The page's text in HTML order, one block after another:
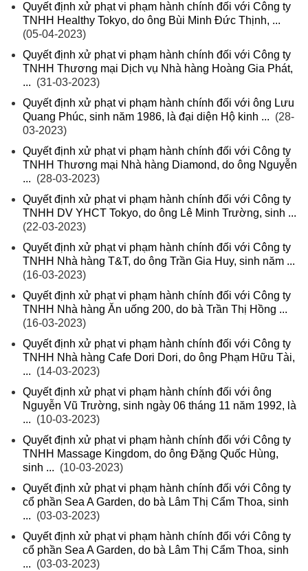
Quyết định xử phạt vi phạm hành chính đối với Công ty
TNHH Healthy Tokyo, do ông Bùi Minh Đức Thịnh, ...
(05-04-2023)
Quyết định xử phạt vi phạm hành chính đối với Công ty
TNHH Thương mại Dịch vụ Nhà hàng Hoàng Gia Phát,
... (31-03-2023)
Quyết định xử phạt vi phạm hành chính đối với ông Lưu
Quang Phúc, sinh năm 1986, là đại diện Hộ kinh ... (28-
03-2023)
Quyết định xử phạt vi phạm hành chính đối với Công ty
TNHH Thương mại Nhà hàng Diamond, do ông Nguyễn
... (28-03-2023)
Quyết định xử phạt vi phạm hành chính đối với Công ty
TNHH DV YHCT Tokyo, do ông Lê Minh Trường, sinh ...
(22-03-2023)
Quyết định xử phạt vi phạm hành chính đối với Công ty
TNHH Nhà hàng T&T, do ông Trần Gia Huy, sinh năm ...
(16-03-2023)
Quyết định xử phạt vi phạm hành chính đối với Công ty
TNHH Nhà hàng Ăn uống 200, do bà Trần Thị Hồng ...
(16-03-2023)
Quyết định xử phạt vi phạm hành chính đối với Công ty
TNHH Nhà hàng Cafe Dori Dori, do ông Phạm Hữu Tài,
... (14-03-2023)
Quyết định xử phạt vi phạm hành chính đối với ông
Nguyễn Vũ Trường, sinh ngày 06 tháng 11 năm 1992, là
... (10-03-2023)
Quyết định xử phạt vi phạm hành chính đối với Công ty
TNHH Massage Kingdom, do ông Đặng Quốc Hùng,
sinh ... (10-03-2023)
Quyết định xử phạt vi phạm hành chính đối với Công ty
cổ phần Sea A Garden, do bà Lâm Thị Cẩm Thoa, sinh
... (03-03-2023)
Quyết định xử phạt vi phạm hành chính đối với Công ty
cổ phần Sea A Garden, do bà Lâm Thị Cẩm Thoa, sinh
... (03-03-2023)